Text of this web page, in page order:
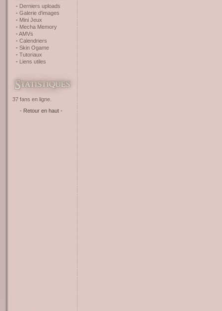
Derniers uploads
Galerie d'images
Mini Jeux
Mecha Memory
AMVs
Calendriers
Skin Ogame
Tutoriaux
Liens utiles
37 fans en ligne.
- Retour en haut -